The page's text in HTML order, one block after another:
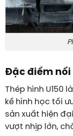
Đặc điểm nổi
Thép hình U150
kế hình học tối
sản xuất hiện
vượt nhịp lớn,